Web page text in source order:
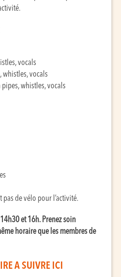
vocals
whistles, vocals
whistles, vocals
de vélo pour l’activité.
et 16h. Prenez soin
horaire que les membres de
A SUIVRE ICI